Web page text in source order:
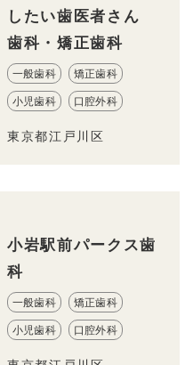
したい歯医者さん
歯科・矯正歯科
一般歯科 矯正歯科
小児歯科 口腔外科
東京都江戸川区
小岩駅前パークス歯
科
一般歯科 矯正歯科
小児歯科 口腔外科